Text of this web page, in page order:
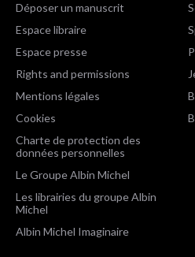
Déposer un manuscrit
Espace libraire
Espace presse
Rights and permissions
Mentions légales
Cookies
Charte de protection des
données personnelles
Le Groupe Albin Michel
Les librairies du groupe Albin
Michel
Albin Michel Imaginaire